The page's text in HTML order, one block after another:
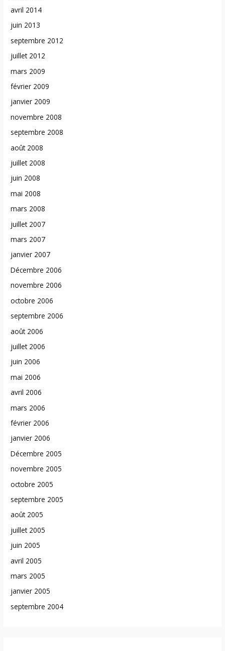
avril 2014
juin 2013
septembre 2012
juillet 2012
mars 2009
février 2009
janvier 2009
novembre 2008
septembre 2008
août 2008
juillet 2008
juin 2008
mai 2008
mars 2008
juillet 2007
mars 2007
janvier 2007
Décembre 2006
novembre 2006
octobre 2006
septembre 2006
août 2006
juillet 2006
juin 2006
mai 2006
avril 2006
mars 2006
février 2006
janvier 2006
Décembre 2005
novembre 2005
octobre 2005
septembre 2005
août 2005
juillet 2005
juin 2005
avril 2005
mars 2005
janvier 2005
septembre 2004